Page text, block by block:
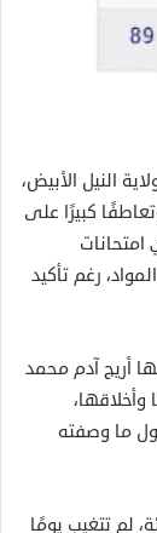
النيل الأبيض،
كبيرًا على
امتحانات
رغم تأكيد
أريج آدم محمد
ما وصفته
لم تتغيب يومًا